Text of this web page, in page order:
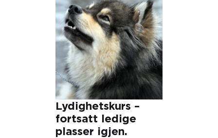
Lydighetskurs –
fortsatt ledige
plasser igjen.